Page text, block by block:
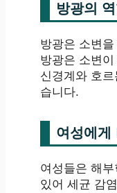
방광의
방광은 소변
방광은 소변
신경계와 호
습니다.
여성에게
여성들은 해
있어 세균 감